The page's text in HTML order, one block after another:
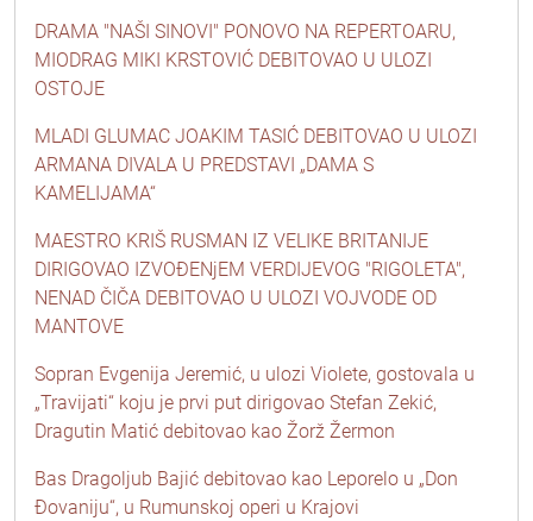
DRAMA "NAŠI SINOVI" PONOVO NA REPERTOARU,
MIODRAG MIKI KRSTOVIĆ DEBITOVAO U ULOZI
OSTOJE
MLADI GLUMAC JOAKIM TASIĆ DEBITOVAO U ULOZI
ARMANA DIVALA U PREDSTAVI „DAMA S
KAMELIJAMA“
MAESTRO KRIŠ RUSMAN IZ VELIKE BRITANIJE
DIRIGOVAO IZVOĐENjEM VERDIJEVOG "RIGOLETA",
NENAD ČIČA DEBITOVAO U ULOZI VOJVODE OD
MANTOVE
Sopran Evgenija Jeremić, u ulozi Violete, gostovala u
„Travijati“ koju je prvi put dirigovao Stefan Zekić,
Dragutin Matić debitovao kao Žorž Žermon
Bas Dragoljub Bajić debitovao kao Leporelo u „Don
Đovaniju“, u Rumunskoj operi u Krajovi